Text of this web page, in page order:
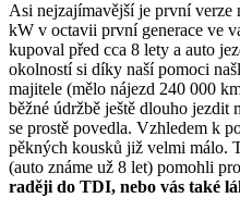
Asi nejzajímavější je první verze
kW v octavii první generace ve
kupoval před cca 8 lety a auto
okolností si díky naší pomoci
majitele (mělo nájezd 240 000
běžné údržbě ještě dlouho jezdit
se prostě povedla. Vzhledem k
pěkných kousků již velmi málo.
(auto známe už 8 let) pomohli
raději do TDI, nebo vás také